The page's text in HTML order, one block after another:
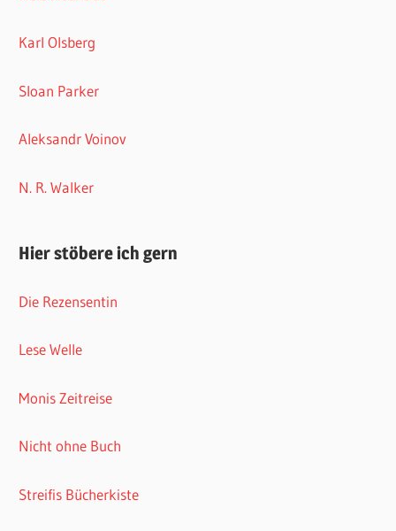
Karl Olsberg
Sloan Parker
Aleksandr Voinov
N. R. Walker
Hier stöbere ich gern
Die Rezensentin
Lese Welle
Monis Zeitreise
Nicht ohne Buch
Streifis Bücherkiste